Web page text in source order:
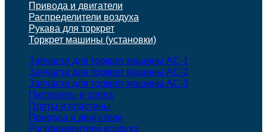
Привода и двигатели
Распределители воздуха
Рукава для торкрет
Торкрет машины (установки)
Запчасти для торкрет машины АС-1
Запчасти для торкрет машины АС-2
Запчасти для торкрет машины АС-3
Пистолеты и сопла
Плиты и пластины
Привода и двигатели
Распределители воздуха